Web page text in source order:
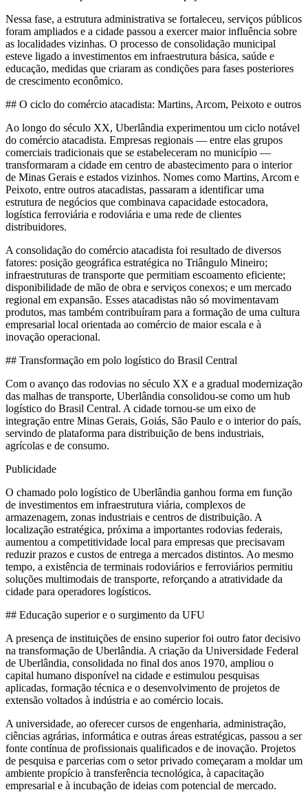
Nessa fase, a estrutura administrativa se fortaleceu, serviços públicos
foram ampliados e a cidade passou a exercer maior influência sobre
as localidades vizinhas. O processo de consolidação municipal
esteve ligado a investimentos em infraestrutura básica, saúde e
educação, medidas que criaram as condições para fases posteriores
de crescimento econômico.
## O ciclo do comércio atacadista: Martins, Arcom, Peixoto e outros
Ao longo do século XX, Uberlândia experimentou um ciclo notável
do comércio atacadista. Empresas regionais — entre elas grupos
comerciais tradicionais que se estabeleceram no município —
transformaram a cidade em centro de abastecimento para o interior
de Minas Gerais e estados vizinhos. Nomes como Martins, Arcom e
Peixoto, entre outros atacadistas, passaram a identificar uma
estrutura de negócios que combinava capacidade estocadora,
logística ferroviária e rodoviária e uma rede de clientes
distribuidores.
A consolidação do comércio atacadista foi resultado de diversos
fatores: posição geográfica estratégica no Triângulo Mineiro;
infraestruturas de transporte que permitiam escoamento eficiente;
disponibilidade de mão de obra e serviços conexos; e um mercado
regional em expansão. Esses atacadistas não só movimentavam
produtos, mas também contribuíram para a formação de uma cultura
empresarial local orientada ao comércio de maior escala e à
inovação operacional.
## Transformação em polo logístico do Brasil Central
Com o avanço das rodovias no século XX e a gradual modernização
das malhas de transporte, Uberlândia consolidou-se como um hub
logístico do Brasil Central. A cidade tornou-se um eixo de
integração entre Minas Gerais, Goiás, São Paulo e o interior do país,
servindo de plataforma para distribuição de bens industriais,
agrícolas e de consumo.
Publicidade
O chamado polo logístico de Uberlândia ganhou forma em função
de investimentos em infraestrutura viária, complexos de
armazenagem, zonas industriais e centros de distribuição. A
localização estratégica, próxima a importantes rodovias federais,
aumentou a competitividade local para empresas que precisavam
reduzir prazos e custos de entrega a mercados distintos. Ao mesmo
tempo, a existência de terminais rodoviários e ferroviários permitiu
soluções multimodais de transporte, reforçando a atratividade da
cidade para operadores logísticos.
## Educação superior e o surgimento da UFU
A presença de instituições de ensino superior foi outro fator decisivo
na transformação de Uberlândia. A criação da Universidade Federal
de Uberlândia, consolidada no final dos anos 1970, ampliou o
capital humano disponível na cidade e estimulou pesquisas
aplicadas, formação técnica e o desenvolvimento de projetos de
extensão voltados à indústria e ao comércio locais.
A universidade, ao oferecer cursos de engenharia, administração,
ciências agrárias, informática e outras áreas estratégicas, passou a ser
fonte contínua de profissionais qualificados e de inovação. Projetos
de pesquisa e parcerias com o setor privado começaram a moldar um
ambiente propício à transferência tecnológica, à capacitação
empresarial e à incubação de ideias com potencial de mercado.